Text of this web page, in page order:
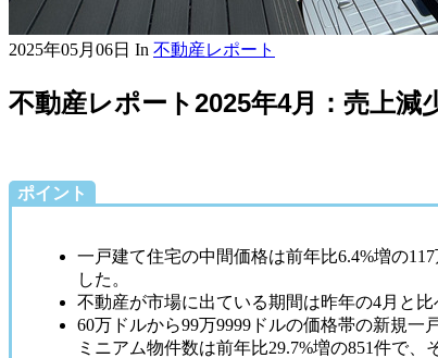
2025年05月06日 In 不動産レポート
不動産レポート2025年4月：売上減
ポイント
一戸建て住宅の中間価格は前年比6.4%増の
した。
不動産が市場に出ている期間は昨年の4月と
60万ドルから99万9999ドルの価格帯の新規一
ミニアム物件数は前年比29.7%増の851件で、